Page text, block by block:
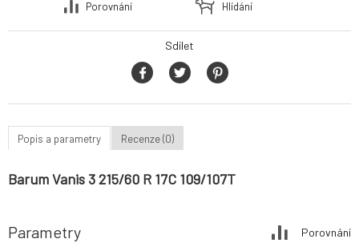
Porovnání
Hlídání
Sdílet
Popis a parametry Recenze (0)
Barum Vanis 3 215/60 R 17C 109/107T
Parametry Porovnání